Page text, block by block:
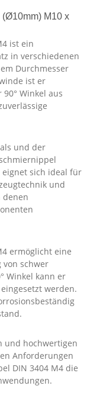
M10 x
ist ein
in verschiedenen
Durchmesser
ist er
Winkel aus
und der
sich ideal für
und
denen
ermöglicht eine
von schwer
Winkel kann er
werden.
und hochwertigen
Anforderungen
DIN 3404 M4 die